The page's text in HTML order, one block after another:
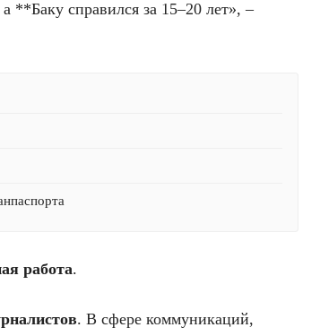
**Баку справился за 15–20 лет», –
работа.
. В сфере коммуникаций,